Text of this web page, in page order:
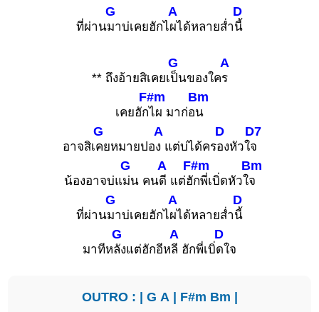
ที่ผ่าน
G
มาบ่เคยฮักไ
A
ผได้หลายส่ำ
D
นี้
** ถึงอ้ายสิเคยเ
G
ป็นของใค
A
ร
เคยฮัก
F#m
ไผ มาก่อ
Bm
น
อาจสิเ
G
คยหมายปอ
A
ง แต่บ่ได้คร
D
องหัวใ
D7
จ
น้องอาจบ่แ
G
ม่น คน
A
ดี แต่ฮั
F#m
กพี่เบิ่ดหัวใ
Bm
จ
ที่ผ่าน
G
มาบ่เคยฮักไ
A
ผได้หลายส่ำ
D
นี้
มาทีห
G
ลังแต่ฮักอีห
A
ลี ฮักพี่เบิ่
D
ดใจ
OUTRO : | G A | F#m Bm |